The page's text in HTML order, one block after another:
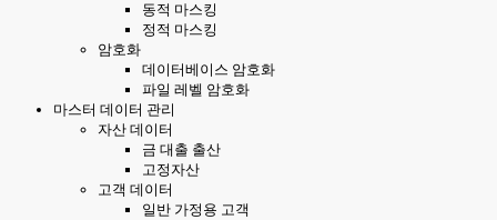
동적 마스킹
정적 마스킹
암호화
데이터베이스 암호화
파일 레벨 암호화
마스터 데이터 관리
자산 데이터
금 대출 출산
고정자산
고객 데이터
일반 가정용 고객